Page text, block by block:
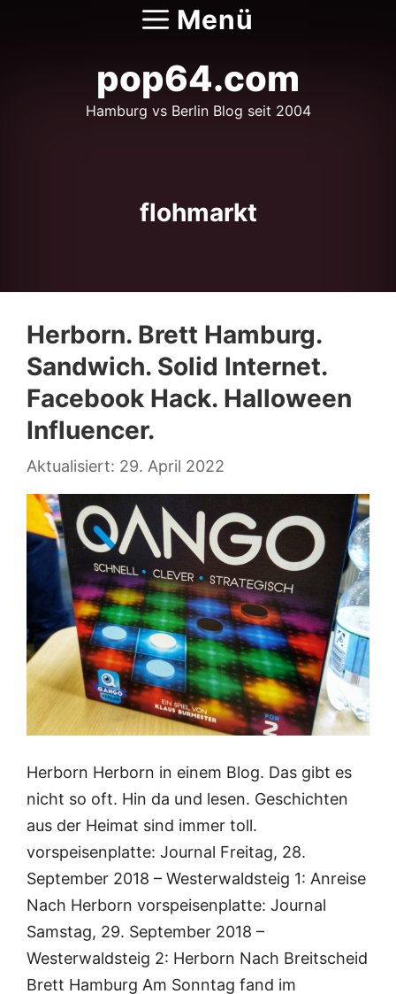
Menü
pop64.com
Hamburg vs Berlin Blog seit 2004
flohmarkt
Herborn. Brett Hamburg.
Sandwich. Solid Internet.
Facebook Hack. Halloween
Influencer.
29. April 2022
Herborn Herborn in einem Blog. Das gibt es
nicht so oft. Hin da und lesen. Geschichten
aus der Heimat sind immer toll.
vorspeisenplatte: Journal Freitag, 28.
September 2018 – Westerwaldsteig 1: Anreise
Nach Herborn vorspeisenplatte: Journal
Samstag, 29. September 2018 –
Westerwaldsteig 2: Herborn Nach Breitscheid
Brett Hamburg Am Sonntag fand im